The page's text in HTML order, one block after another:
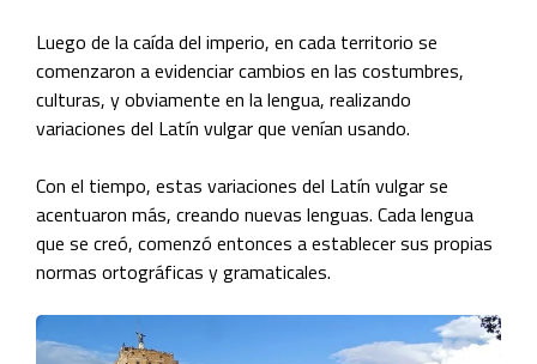
Luego de la caída del imperio, en cada territorio se
comenzaron a evidenciar cambios en las costumbres,
culturas, y obviamente en la lengua, realizando
variaciones del Latín vulgar que venían usando.
Con el tiempo, estas variaciones del Latín vulgar se
acentuaron más, creando nuevas lenguas. Cada lengua
que se creó, comenzó entonces a establecer sus propias
normas ortográficas y gramaticales.